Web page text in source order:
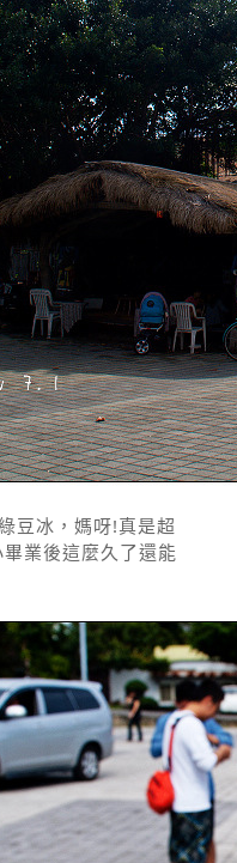
豆冰，媽呀!真是超
業後這麼久了還能